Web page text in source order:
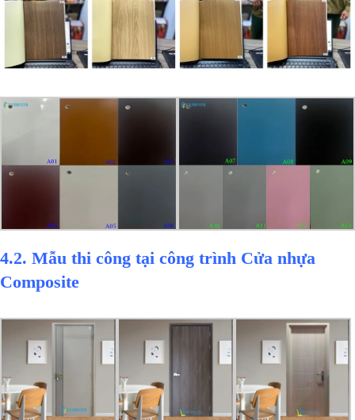
4.2. Mẫu thi công tại công trình Cửa nhựa
Composite